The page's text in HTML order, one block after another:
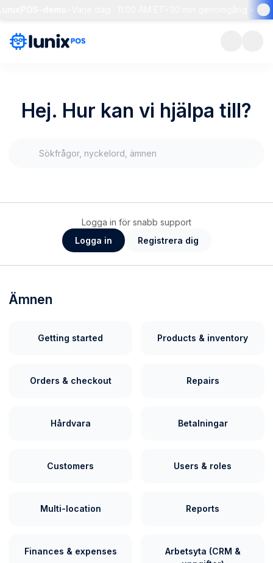
30 min genomgång +
Hej. Hur kan vi hjälpa till?
Logga in för snabb support
Logga in
Registrera dig
Ämnen
Getting started Products & inventory
Orders & checkout Repairs
Hårdvara Betalningar
Customers Users & roles
Multi-location Reports
Finances & expenses
Arbetsyta (CRM &